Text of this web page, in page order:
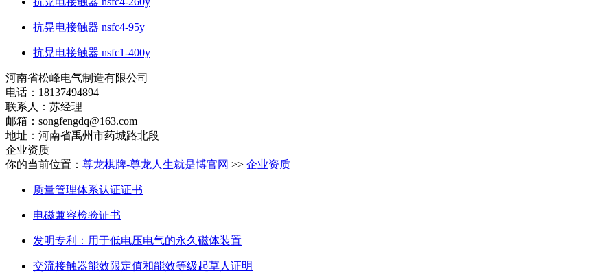
抗晃电接触器 nsfc4-95y
抗晃电接触器 nsfc1-400y
河南省松峰电气制造有限公司
电话：18137494894
联系人：苏经理
邮箱： songfengdq@163.com
地址：河南省禹州市药城路北段
企业资质
你的当前位置： 尊龙棋牌-尊龙人生就是博官网 >> 企业资质
质量管理体系认证证书
电磁兼容检验证书
发明专利：用于低电压电气的永久磁体装置
交流接触器能效限定值和能效等级起草人证明